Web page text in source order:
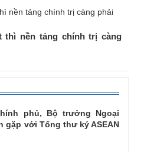
thì nền tảng chính trị càng
phủ, Bộ trưởng Ngoại
gặp với Tổng thư ký ASEAN